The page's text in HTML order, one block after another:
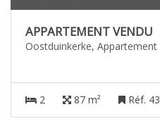
APPARTEMENT VENDU
Oostduinkerke, Appartement
2 87 m² Réf.